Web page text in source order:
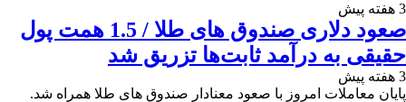
3 هفته پیش
صعود دلاری صندوق های طلا / 1.5 همت پول
حقیقی به درآمد ثابت‌ها تزریق شد
3 هفته پیش
پایان معاملات امروز با صعود معنادار صندوق‌ های طلا همراه شد.